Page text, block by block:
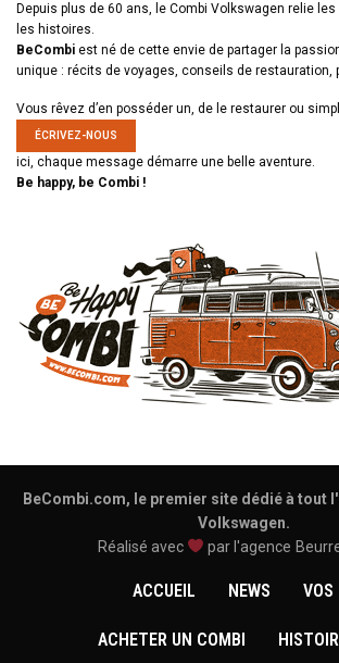
Depuis plus de 60 ans, le Combi Volkswagen relie
les histoires.
BeCombi est né de cette envie de partager la
unique : récits de voyages, conseils de restauration,
Vous rêvez d’en posséder un, de le restaurer ou
ÉCRIVEZ-NOUS
ici, chaque message démarre une belle aventure.
Be happy, be Combi !
BeCombi.com, le premier site dédié à tout
Volkswagen.
Réalisé avec
par l'agence
ACCUEIL NEWS VOS
ACHETER UN COMBI